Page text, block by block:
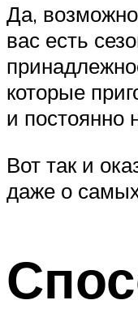
Да,
вас есть
которые
и постоянно
Вот так и
даже о